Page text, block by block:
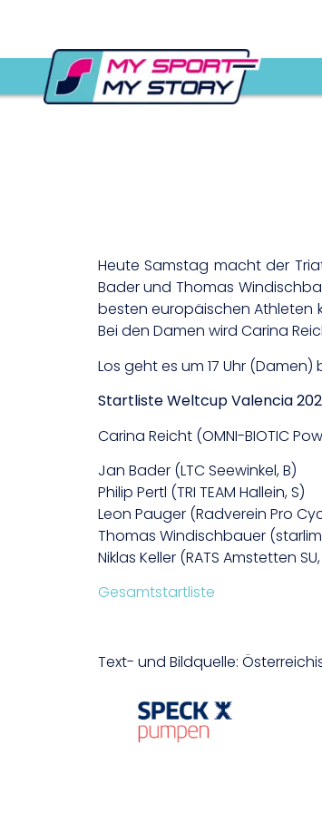
Heute Samstag macht der
Bader und Thomas
besten europäischen Athleten
Bei den Damen wird Carina
Los geht es um 17 Uhr (Damen)
Startliste Weltcup Valencia
Carina Reicht (OMNI-BIOTIC
Jan Bader (LTC Seewinkel, B)
Philip Pertl (TRI TEAM Hallein, S)
Leon Pauger (Radverein Pro
Thomas Windischbauer
Niklas Keller (RATS Amstetten
Gesamtstartliste
Text- und Bildquelle: